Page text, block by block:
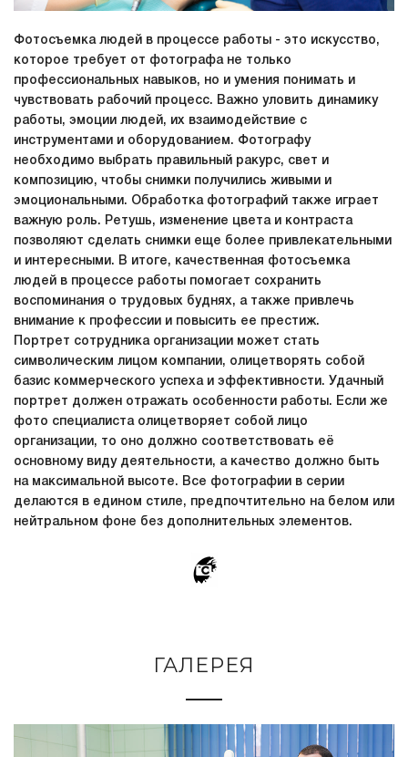
Фотосъемка людей в процессе работы - это искусство,
которое требует от фотографа не только
профессиональных навыков, но и умения понимать и
чувствовать рабочий процесс. Важно уловить динамику
работы, эмоции людей, их взаимодействие с
инструментами и оборудованием. Фотографу
необходимо выбрать правильный ракурс, свет и
композицию, чтобы снимки получились живыми и
эмоциональными. Обработка фотографий также играет
важную роль. Ретушь, изменение цвета и контраста
позволяют сделать снимки еще более привлекательными
и интересными. В итоге, качественная фотосъемка
людей в процессе работы помогает сохранить
воспоминания о трудовых буднях, а также привлечь
внимание к профессии и повысить ее престиж.
Портрет сотрудника организации может стать
символическим лицом компании, олицетворять собой
базис коммерческого успеха и эффективности. Удачный
портрет должен отражать особенности работы. Если же
фото специалиста олицетворяет собой лицо
организации, то оно должно соответствовать её
основному виду деятельности, а качество должно быть
на максимальной высоте. Все фотографии в серии
делаются в едином стиле, предпочтительно на белом или
нейтральном фоне без дополнительных элементов.
ГАЛЕРЕЯ